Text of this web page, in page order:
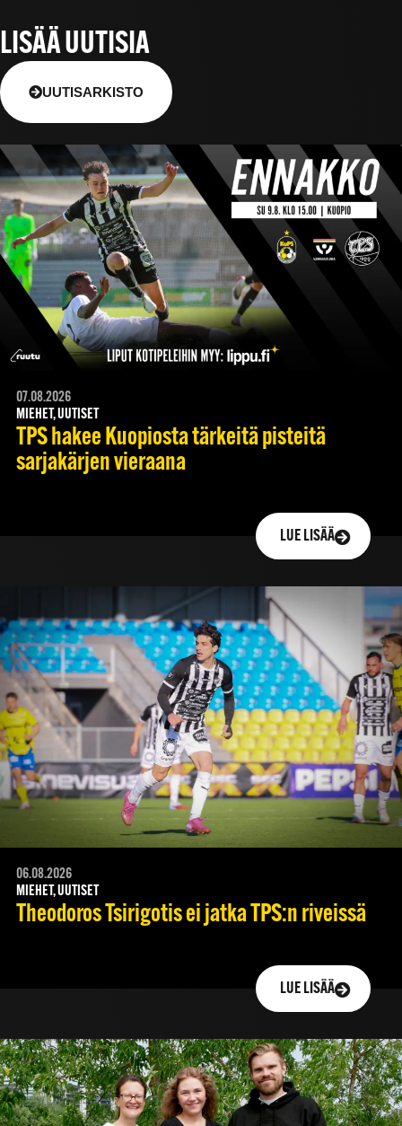
LISÄÄ UUTISIA
UUTISARKISTO
07.08.2026
MIEHET, UUTISET
TPS hakee Kuopiosta tärkeitä pisteitä
sarjakärjen vieraana
LUE LISÄÄ
06.08.2026
MIEHET, UUTISET
Theodoros Tsirigotis ei jatka TPS:n riveissä
LUE LISÄÄ